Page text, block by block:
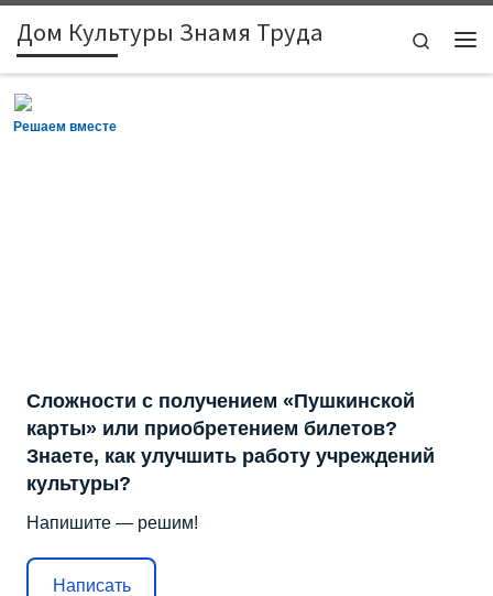
Skip to content
Дом Культуры Знамя Труда
Search
Решаем вместе
Сложности с получением «Пушкинской
карты» или приобретением билетов?
Знаете, как улучшить работу учреждений
культуры?
Напишите — решим!
Написать